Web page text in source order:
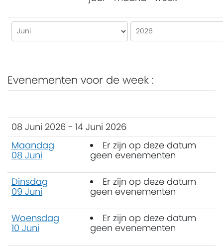
Evenementen voor de week :
08 Juni 2026 - 14 Juni 2026
Maandag
08 Juni
Er zijn op deze datum
geen evenementen
Dinsdag
09 Juni
Er zijn op deze datum
geen evenementen
Woensdag
10 Juni
Er zijn op deze datum
geen evenementen